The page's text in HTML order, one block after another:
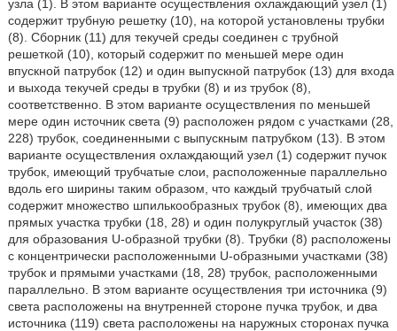
узла (1). В этом варианте осуществления охлаждающий узел (1)
содержит трубную решетку (10), на которой установлены трубки
(8). Сборник (11) для текучей среды соединен с трубной
решеткой (10), который содержит по меньшей мере один
впускной патрубок (12) и один выпускной патрубок (13) для входа
и выхода текучей среды в трубки (8) и из трубок (8),
соответственно. В этом варианте осуществления по меньшей
мере один источник света (9) расположен рядом с участками (28,
228) трубок, соединенными с выпускным патрубком (13). В этом
варианте осуществления охлаждающий узел (1) содержит пучок
трубок, имеющий трубчатые слои, расположенные параллельно
вдоль его ширины таким образом, что каждый трубчатый слой
содержит множество шпилькообразных трубок (8), имеющих два
прямых участка трубки (18, 28) и один полукруглый участок (38)
для образования U-образной трубки (8). Трубки (8) расположены
с концентрически расположенными U-образными участками (38)
трубок и прямыми участками (18, 28) трубок, расположенными
параллельно. В этом варианте осуществления три источника (9)
света расположены на внутренней стороне пучка трубок, и два
источника (119) света расположены на наружных сторонах пучка